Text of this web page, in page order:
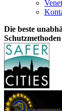
Die beste
Schutzmethoden